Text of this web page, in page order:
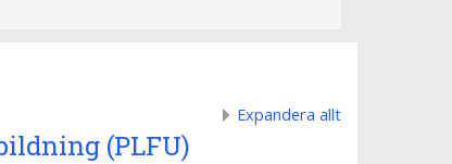
Expandera allt
(PLFU)